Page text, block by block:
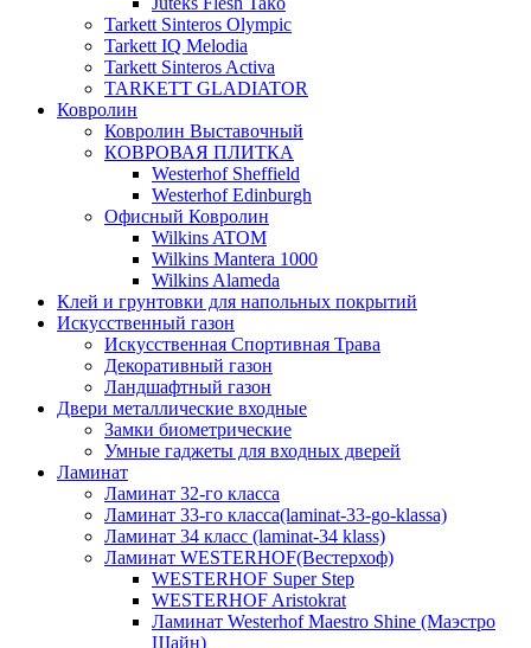
Tarkett Sinteros Olympic
Tarkett IQ Melodia
Tarkett Sinteros Activa
TARKETT GLADIATOR
Ковролин
Ковролин Выставочный
КОВРОВАЯ ПЛИТКА
Westerhof Sheffield
Westerhof Edinburgh
Офисный Ковролин
Wilkins ATOM
Wilkins Mantera 1000
Wilkins Alameda
Клей и грунтовки для напольных покрытий
Искусственный газон
Искусственная Спортивная Трава
Декоративный газон
Ландшафтный газон
Двери металлические входные
Замки биометрические
Умные гаджеты для входных дверей
Ламинат
Ламинат 32-го класса
Ламинат 33-го класса(laminat-33-go-klassa)
Ламинат 34 класс (laminat-34 klass)
Ламинат WESTERHOF(Вестерхоф)
WESTERHOF Super Step
WESTERHOF Aristokrat
Ламинат Westerhof Maestro Shine (Маэстро
Шайн)